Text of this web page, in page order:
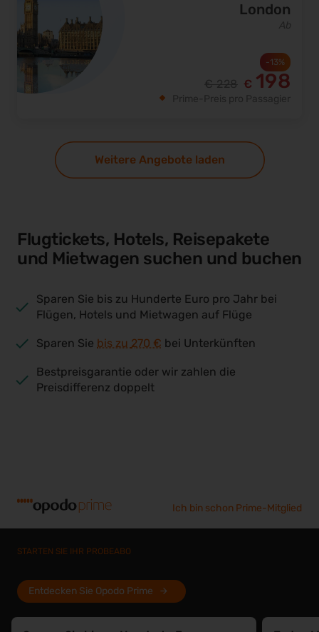
London
-13%
€ 198
Weitere Angebote laden
Flugtickets, Hotels, Reisepakete
und Mietwagen suchen und buchen
Sparen Sie bis zu Hunderte Euro pro Jahr bei
Flügen, Hotels und Mietwagen auf Flüge
Sparen Sie bis zu 270 € bei Unterkünften
Bestpreisgarantie oder wir zahlen die
Preisdifferenz doppelt
Ich bin schon Prime-Mitglied
STARTEN SIE IHR PROBEABO
Entdecken Sie Opodo Prime